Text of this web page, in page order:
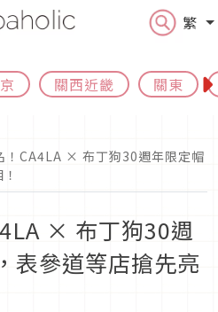
繁
關西近畿 關東
！CA4LA × 布丁狗30週年限定帽
× 布丁狗30週
表參道等店搶先亮